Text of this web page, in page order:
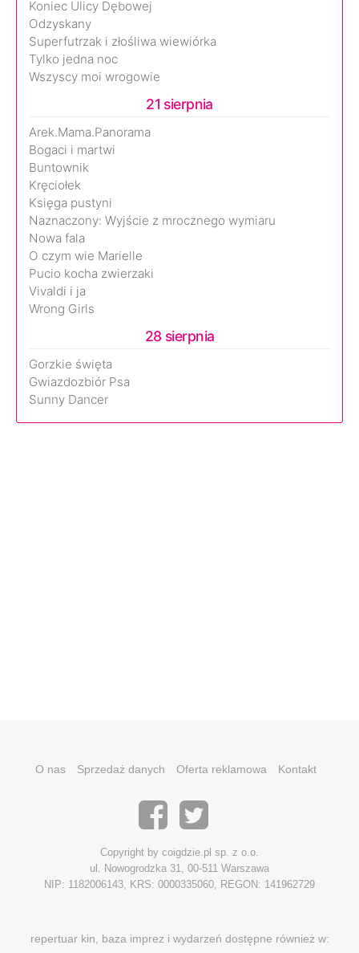
Koniec Ulicy Dębowej
Odzyskany
Superfutrzak i złośliwa wiewiórka
Tylko jedna noc
Wszyscy moi wrogowie
21 sierpnia
Arek.Mama.Panorama
Bogaci i martwi
Buntownik
Kręciołek
Księga pustyni
Naznaczony: Wyjście z mrocznego wymiaru
Nowa fala
O czym wie Marielle
Pucio kocha zwierzaki
Vivaldi i ja
Wrong Girls
28 sierpnia
Gorzkie święta
Gwiazdozbiór Psa
Sunny Dancer
O nas Sprzedaż danych Oferta reklamowa Kontakt
Copyright by coigdzie.pl sp. z o.o.
ul. Nowogrodzka 31, 00-511 Warszawa
NIP: 1182006143, KRS: 0000335060, REGON: 141962729
repertuar kin, baza imprez i wydarzeń dostępne również w: